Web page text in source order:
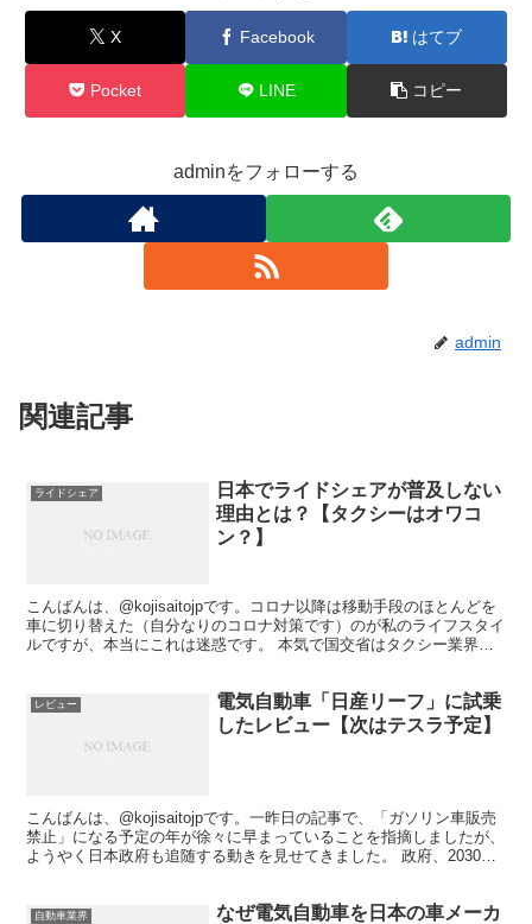
X Facebook はてブ
Pocket LINE コピー
adminをフォローする
admin
関連記事
ライドシェア
日本でライドシェアが普及しない
理由とは？【タクシーはオワコ
ン？】
こんばんは、@kojisaitojpです。コロナ以降は移動手段のほとんどを
車に切り替えた（自分なりのコロナ対策です）のが私のライフスタイ
ルですが、本当にこれは迷惑です。 本気で国交省はタクシー業界と
レビュー
電気自動車「日産リーフ」に試乗
したレビュー【次はテスラ予定】
こんばんは、@kojisaitojpです。一昨日の記事で、「ガソリン車販売
禁止」になる予定の年が徐々に早まっていることを指摘しましたが、
ようやく日本政府も追随する動きを見せてきました。 政府、2030年
自動車業界
なぜ電気自動車を日本の車メーカ